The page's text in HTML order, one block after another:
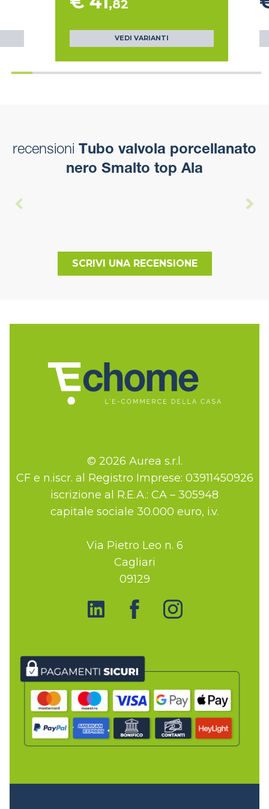
,82
VEDI VARIANTI
recensioni Tubo valvola porcellanato
nero Smalto top Ala
SCRIVI UNA RECENSIONE
© 2026 Aurea s.r.l.
CF e n.iscr. al Registro Imprese: 03911450926
iscrizione al R.E.A.: CA – 305948
capitale sociale 30.000 euro, i.v.
Via Pietro Leo n. 6
Cagliari
09129